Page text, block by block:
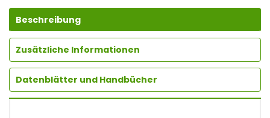
2
2
4
K
W
H
M
E
Beschreibung
Zusätzliche Informationen
Datenblätter und Handbücher